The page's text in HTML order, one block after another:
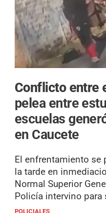
Conflicto entre
pelea entre
escuelas
en Caucete
El enfrentamiento se
la tarde en
Normal Superior
Policía intervino para
POLICIALES